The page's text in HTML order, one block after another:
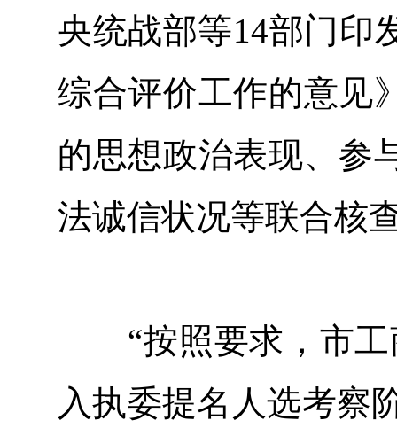
央统战部等14部门印
综合评价工作的意见
的思想政治表现、参
法诚信状况等联合核
“按照要求，市工
入执委提名人选考察